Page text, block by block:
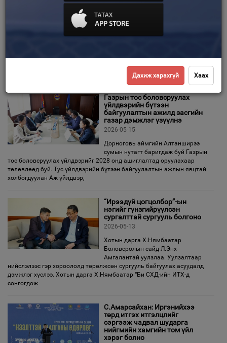
зөвшөөрлийг цуцаллаа
2026-05-29
хууль тогтоомжийн хэрэгжилтийг
хангуулах хүрээнд "Рэдвулкан” ХХК-ийн MV-015479 дугаартай ашигт
малтмалын ашиглалтын тусгай зөвшөөрлийг цуцалж
Газрын тос боловсруулах
үйлдвэрийн бүтээн
байгуулалтын ажилд засгийн
газар дэмжлэг үзүүлнэ
2026-05-15
Дорноговь аймгийн Алтанширээ
сумын нутагт баригдаж буй Газрын
тос боловсруулах үйлдвэрийг 2028 онд ашиглалтад оруулахаар
төлөвлөөд буй. Тус үйлдвэрийн бүтээн байгуулалтын ажлын явцтай
холбогдуулан Аж үйлдвэр,
“Ирээдүй цогцолбор”-ын
нэгийг гүнзгийрүүлсэн
сургалттай сургууль болгоно
2026-05-13
Хотын дарга Х.Нямбаатар
Боловсролын сайд Л.Энх-
Амгалантай уулзлаа. Уулзалтаар
нийслэлээс гэр хороололд төрөлжсөн сургууль байгуулах асуудалд
дэмжлэг хүслээ. Хотын дарга Х.Нямбаатар “Би СХД-ийн ИТХ-д
сонгогдож
С.Амарсайхан: Иргэнийхээ
төрд итгэх итгэлцлийг
сэргээж чадвал шударга
нийгмийн хамгийн том үйл
хэрэг болно
Дахиж харахгүй Хаах